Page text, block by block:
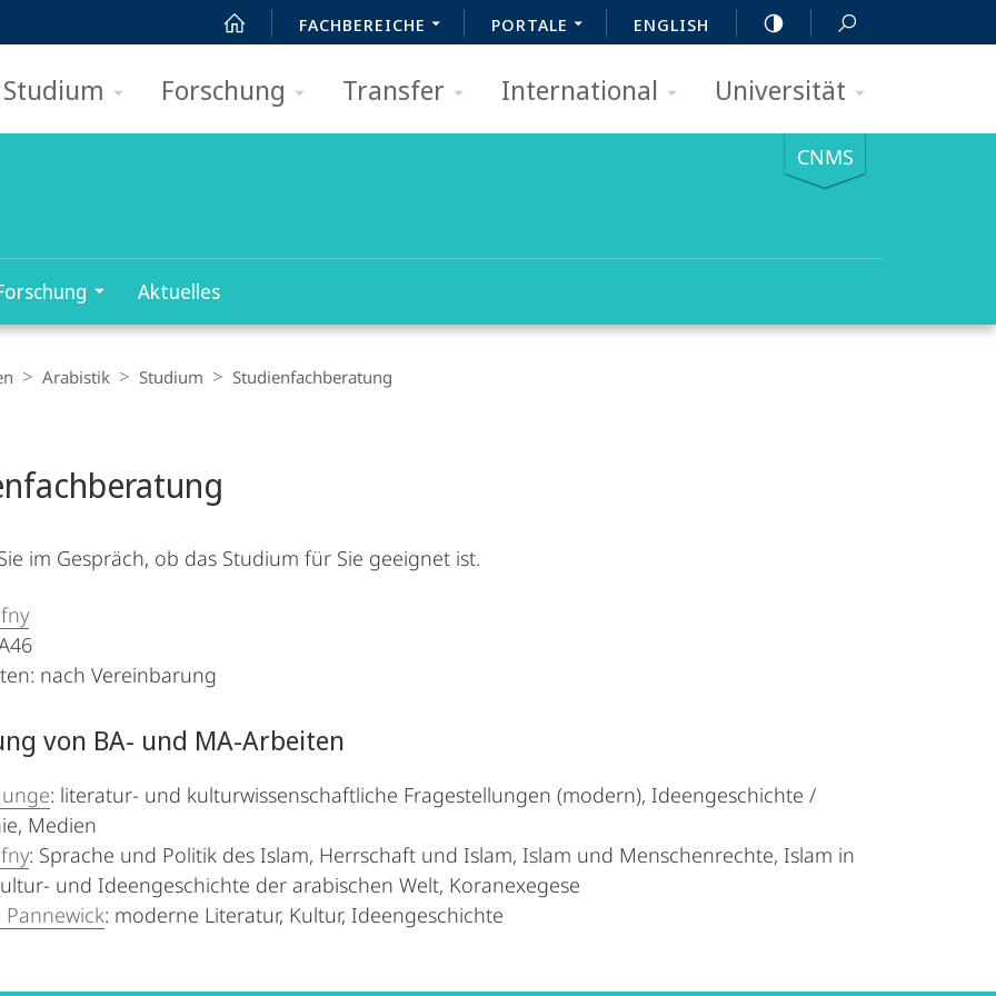
FACHBEREICHE PORTALE ENGLISH
Studium Forschung Transfer International Universität
CNMS
Aktuelles
Arabistik Studium Studien­fach­beratung
im Gespräch, ob das Studium für Sie geeignet ist.
nach Vereinbarung
von BA- und MA-Arbeiten
: literatur- und kulturwissenschaftliche Fragestellungen (modern), Ideengeschichte /
Medien
: Sprache und Politik des Islam, Herrschaft und Islam, Islam und Menschenrechte, Islam in
und Ideengeschichte der arabischen Welt, Koranexegese
Pannewick: moderne Literatur, Kultur, Ideengeschichte